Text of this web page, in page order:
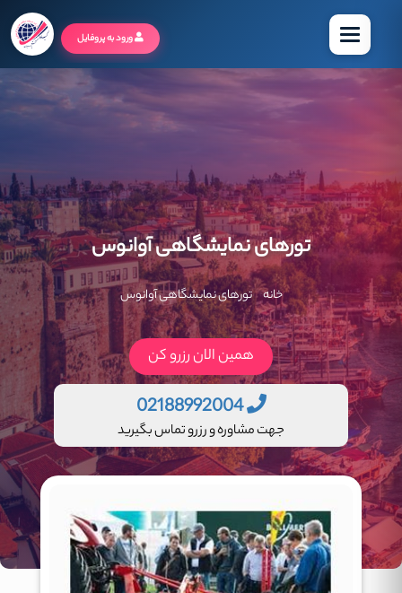
منو ورود به پروفایل
تورهای نمایشگاهی آوانوس
خانه تورهای نمایشگاهی آوانوس
همین الان رزرو کن
02188992004
جهت مشاوره و رزرو تماس بگیرید